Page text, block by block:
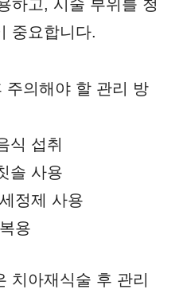
하고, 시술 부위를 청
중요합니다.
주의해야 할 관리 방
식 섭취
솔 사용
정제 사용
용
치아재식술 후 관리